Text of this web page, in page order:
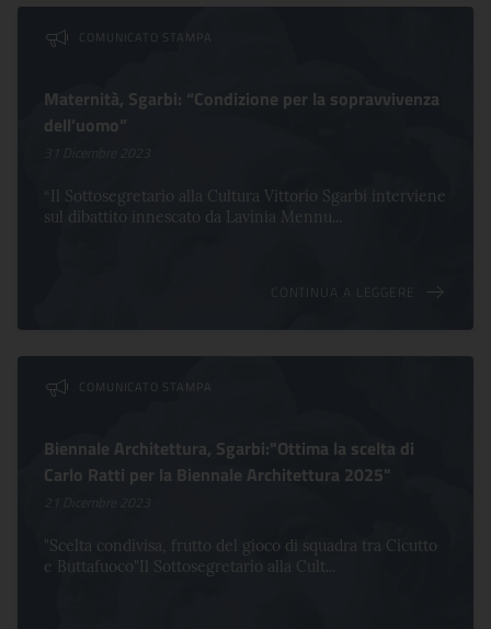
Lista dei comunicati
COMUNICATO STAMPA
Maternità, Sgarbi: “Condizione per la sopravvivenza
dell’uomo”
“Il Sottosegretario alla Cultura Vittorio Sgarbi interviene
sul dibattito innescato da Lavinia Mennu...
CONTINUA A LEGGERE
COMUNICATO STAMPA
Biennale Architettura, Sgarbi:"Ottima la scelta di
Carlo Ratti per la Biennale Architettura 2025"
"Scelta condivisa, frutto del gioco di squadra tra Cicutto
e Buttafuoco"Il Sottosegretario alla Cult...